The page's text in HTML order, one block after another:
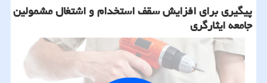
پیگیری برای افزایش سقف استخدام و اشتغال مشمولین
جامعه ایثارگری